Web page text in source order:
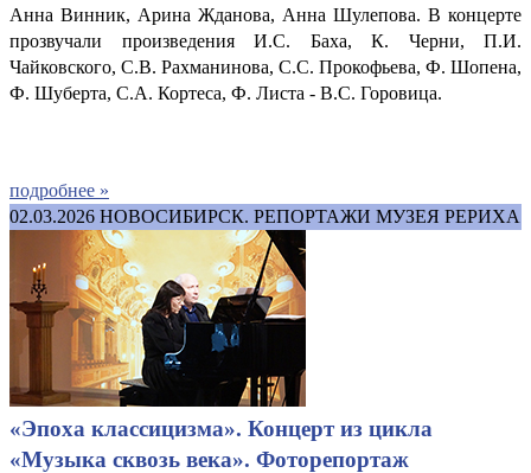
Анна Винник, Арина Жданова, Анна Шулепова. В концерте
прозвучали произведения И.С. Баха, К. Черни, П.И.
Чайковского, С.В. Рахманинова, С.С. Прокофьева, Ф. Шопена,
Ф. Шуберта, С.А. Кортеса, Ф. Листа - В.С. Горовица.
подробнее »
02.03.2026 НОВОСИБИРСК. РЕПОРТАЖИ МУЗЕЯ РЕРИХА
«Эпоха классицизма». Концерт из цикла
«Музыка сквозь века». Фоторепортаж